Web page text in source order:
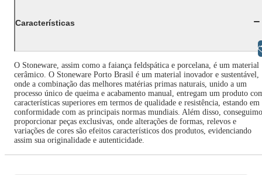
Características
O Stoneware, assim como a faiança feldspática e porcelana, é um material
cerâmico. O Stoneware Porto Brasil é um material inovador e sustentável,
onde a combinação das melhores matérias primas naturais, unido a um
processo único de queima e acabamento manual, entregam um produto
características superiores em termos de qualidade e resistência, estando em
conformidade com as principais normas mundiais. Além disso,
proporcionar peças exclusivas, onde alterações de formas, relevos e
variações de cores são efeitos característicos dos produtos, evidenciando
assim sua originalidade e autenticidade.